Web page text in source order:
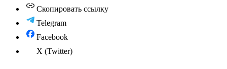
Скопировать ссылку
Telegram
Facebook
X (Twitter)